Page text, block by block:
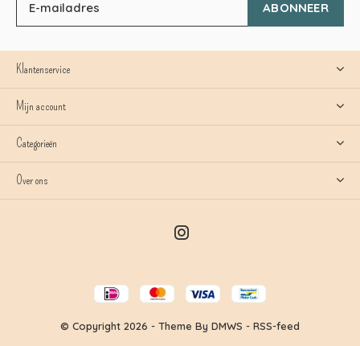
ABONNEER
Klantenservice
Mijn account
Categorieën
Over ons
© Copyright 2026 - Theme By DMWS - RSS-feed